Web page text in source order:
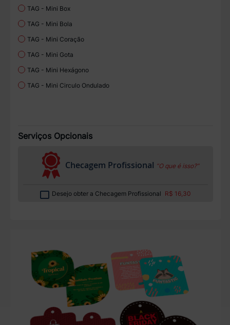
TAG - Mini Box
TAG - Mini Bola
TAG - Mini Coração
TAG - Mini Gota
TAG - Mini Hexágono
TAG - Mini Circulo Ondulado
Serviços Opcionais
Checagem Profissional “O que é isso?”
Desejo obter a Checagem Profissional R$ 16,30